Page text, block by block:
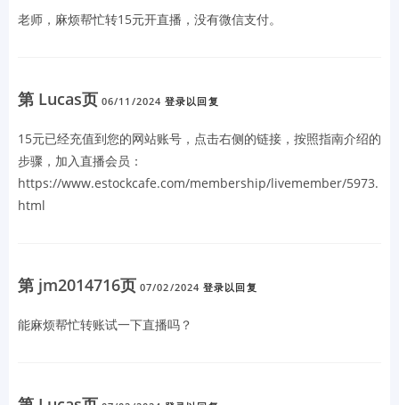
老师，麻烦帮忙转15元开直播，没有微信支付。
第 Lucas页 06/11/2024 登录以回复
15元已经充值到您的网站账号，点击右侧的链接，按照指南介绍的
步骤，加入直播会员：
https://www.estockcafe.com/membership/livemember/5973.
html
第 jm2014716页 07/02/2024 登录以回复
能麻烦帮忙转账试一下直播吗？